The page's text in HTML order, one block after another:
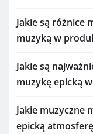
Jakie są różnice
muzyką w
Jakie są
muzykę epicką
Jakie muzyczne
epicką